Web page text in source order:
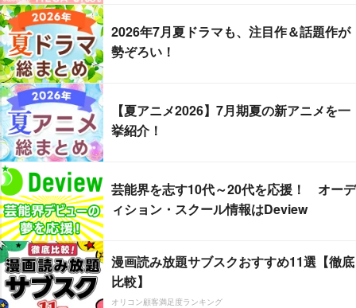
2026年7月夏ドラマも、注目作＆話題作が
勢ぞろい！
【夏アニメ2026】7月期夏の新アニメを一
挙紹介！
芸能界を志す10代～20代を応援！ オーデ
ィション・スクール情報はDeview
漫画読み放題サブスクおすすめ11選【徹底
比較】
オリコン顧客満足度ランキング